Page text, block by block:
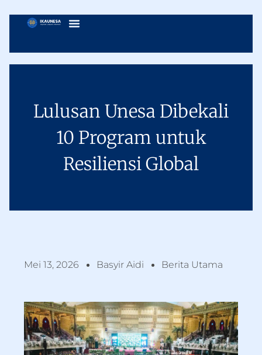
Lulusan Unesa Dibekali
10 Program untuk
Resiliensi Global
Mei 13, 2026 Basyir Aidi Berita Utama